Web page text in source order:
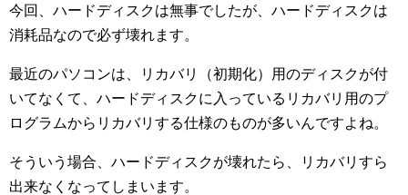
今回、ハードディスクは無事でしたが、ハードディスクは
消耗品なので必ず壊れます。
最近のパソコンは、リカバリ（初期化）用のディスクが付
いてなくて、ハードディスクに入っているリカバリ用のプ
ログラムからリカバリする仕様のものが多いんですよね。
そういう場合、ハードディスクが壊れたら、リカバリすら
出来なくなってしまいます。